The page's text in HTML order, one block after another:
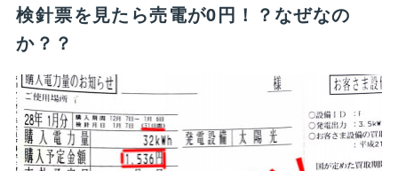
検針票を見たら売電が0円！？なぜなの
か？？